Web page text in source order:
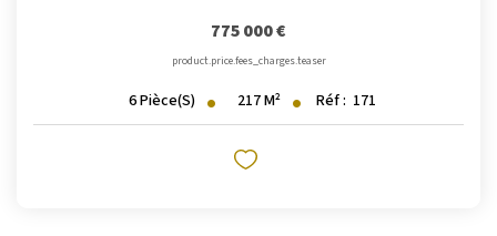
Conciergerie
Nos Logements
775 000 €
product.price.fees_charges.teaser
6Pièce(s) 217M² Réf : 171